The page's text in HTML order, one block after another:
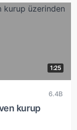
1:25
6.4B
kurup